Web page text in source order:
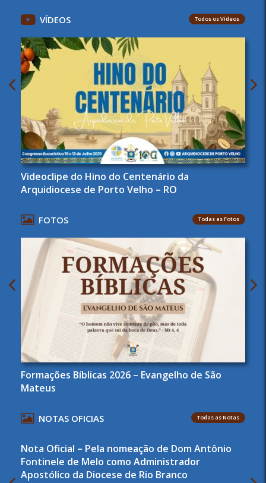
VÍDEOS Todos os Vídeos
Videoclipe do Hino do Centenário da
Arquidiocese de Porto Velho – RO
FOTOS Todas as Fotos
Formações Bíblicas 2026 – Evangelho de São
Mateus
NOTAS OFICIAS Todas as Notas
Nota Oficial – Pela nomeação de Dom Antônio
Fontinele de Melo como Administrador
Apostólico da Diocese de Rio Branco